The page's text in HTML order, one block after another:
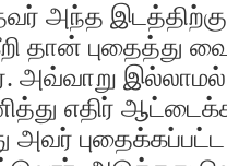
அந்த
தான் புதைத்து
அவ்வாறு
எதிர்
அவர்